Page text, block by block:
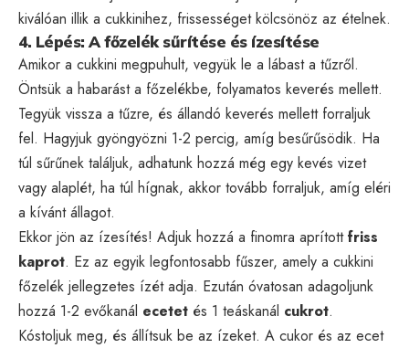
kiválóan illik a cukkinihez, frissességet kölcsönöz az ételnek.
4. Lépés: A főzelék sűrítése és ízesítése
Amikor a cukkini megpuhult, vegyük le a lábast a tűzről.
Öntsük a habarást a főzelékbe, folyamatos keverés mellett.
Tegyük vissza a tűzre, és állandó keverés mellett forraljuk
fel. Hagyjuk gyöngyözni 1-2 percig, amíg besűrűsödik. Ha
túl sűrűnek találjuk, adhatunk hozzá még egy kevés vizet
vagy alaplét, ha túl hígnak, akkor tovább forraljuk, amíg eléri
a kívánt állagot.
Ekkor jön az ízesítés! Adjuk hozzá a finomra aprítottfriss
kaprot. Ez az egyik legfontosabb fűszer, amely a cukkini
főzelék jellegzetes ízét adja. Ezután óvatosan adagoljunk
hozzá 1-2 evőkanál ecetet és 1 teáskanál cukrot.
Kóstoljuk meg, és állítsuk be az ízeket. A cukor és az ecet